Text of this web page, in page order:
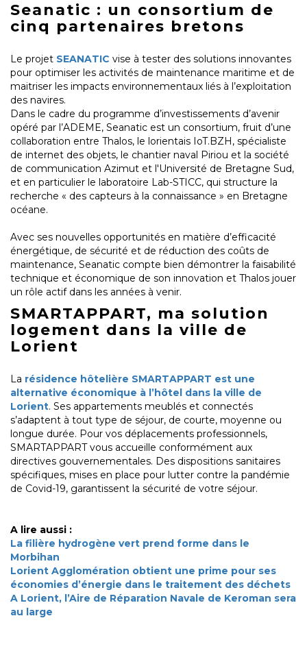
Seanatic : un consortium de
cinq partenaires bretons
Le projet SEANATIC vise à tester des solutions innovantes
pour optimiser les activités de maintenance maritime et de
maitriser les impacts environnementaux liés à l’exploitation
des navires.
Dans le cadre du programme d’investissements d’avenir
opéré par l’ADEME, Seanatic est un consortium, fruit d’une
collaboration entre Thalos, le lorientais IoT.BZH, spécialiste
de internet des objets, le chantier naval Piriou et la société
de communication Azimut et l'Université de Bretagne Sud,
et en particulier le laboratoire Lab-STICC, qui structure la
recherche « des capteurs à la connaissance » en Bretagne
océane.
Avec ses nouvelles opportunités en matière d’efficacité
énergétique, de sécurité et de réduction des coûts de
maintenance, Seanatic compte bien démontrer la faisabilité
technique et économique de son innovation et Thalos jouer
un rôle actif dans les années à venir.
SMARTAPPART, ma solution
logement dans la ville de
Lorient
La résidence hôtelière SMARTAPPART est une
alternative économique à l’hôtel dans la ville de
Lorient. Ses appartements meublés et connectés
s’adaptent à tout type de séjour, de courte, moyenne ou
longue durée. Pour vos déplacements professionnels,
SMARTAPPART vous accueille conformément aux
directives gouvernementales. Des dispositions sanitaires
spécifiques, mises en place pour lutter contre la pandémie
de Covid-19, garantissent la sécurité de votre séjour.
A lire aussi :
La filière hydrogène vert prend forme dans le
Morbihan
Lorient Agglomération obtient une prime pour ses
économies d’énergie dans le traitement des déchets
A Lorient, l’Aire de Réparation Navale de Keroman sera
au large